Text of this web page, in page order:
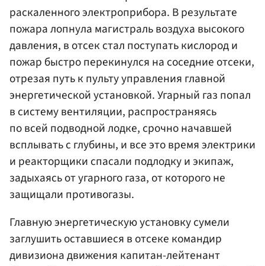
раскаленного электроприбора. В результате
пожара лопнула магистраль воздуха высокого
давления, в отсек стал поступать кислород и
пожар быстро перекинулся на соседние отсеки,
отрезая путь к пульту управления главной
энергетической установкой. Угарный газ попал
в систему вентиляции, распространяясь
по всей подводной лодке, срочно начавшей
всплывать с глубины, и все это время электрики
и реакторщики спасали подлодку и экипаж,
задыхаясь от угарного газа, от которого не
защищали противогазы.
Главную энергетическую установку сумели
заглушить оставшиеся в отсеке командир
дивизиона движения капитан-лейтенант